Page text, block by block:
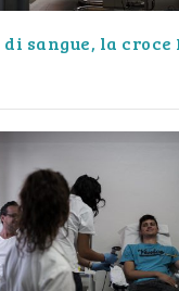
sangue, la croce